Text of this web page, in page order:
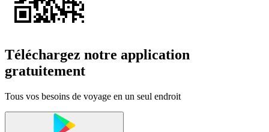
Téléchargez notre application
gratuitement
Tous vos besoins de voyage en un seul endroit